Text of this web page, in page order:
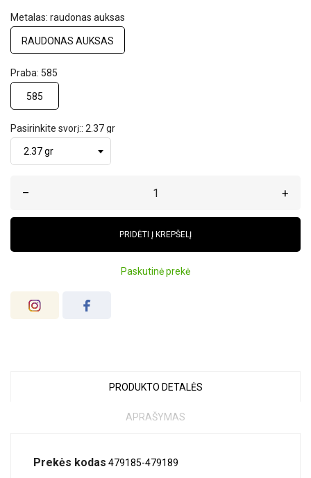
Metalas: raudonas auksas
RAUDONAS AUKSAS
Praba: 585
585
Pasirinkite svorį:: 2.37 gr
– +
PRIDĖTI Į KREPŠELĮ
Paskutinė prekė
PRODUKTO DETALĖS
APRAŠYMAS
Prekės kodas 479185-479189